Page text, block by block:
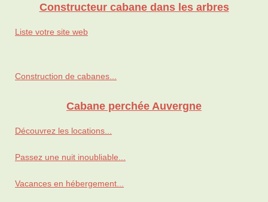
Constructeur cabane dans les arbres
Liste votre site web
Construction de cabanes...
Cabane perchée Auvergne
Découvrez les locations...
Passez une nuit inoubliable...
Vacances en hébergement...